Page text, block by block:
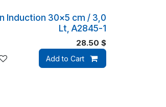
Induction 30x5 cm / 3,0
Lt, A2845-1
$
28.50
Add to Cart